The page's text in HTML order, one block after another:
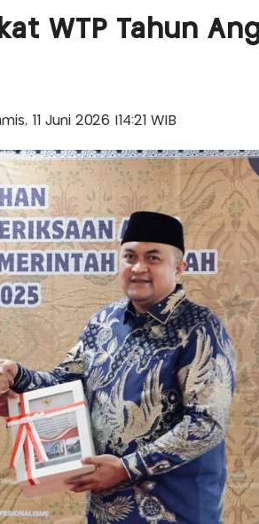
WTP Tahun
11 Juni 2026 |14:21 WIB